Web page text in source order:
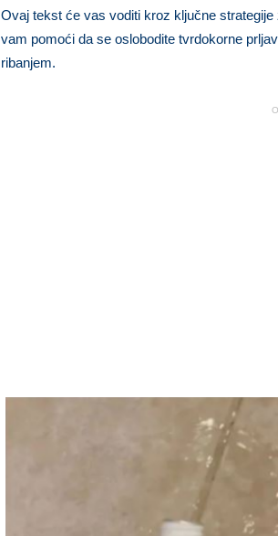
Ovaj tekst će vas voditi kroz ključne
vam pomoći da se oslobodite tvrdokorne
ribanjem.